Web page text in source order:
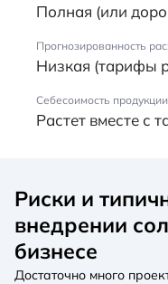
Полная (или
Прогнозированность
Низкая (тарифы
Себесоимость продукции
Растет вместе с
Риски и
внедрении
бизнесе
Достаточно много